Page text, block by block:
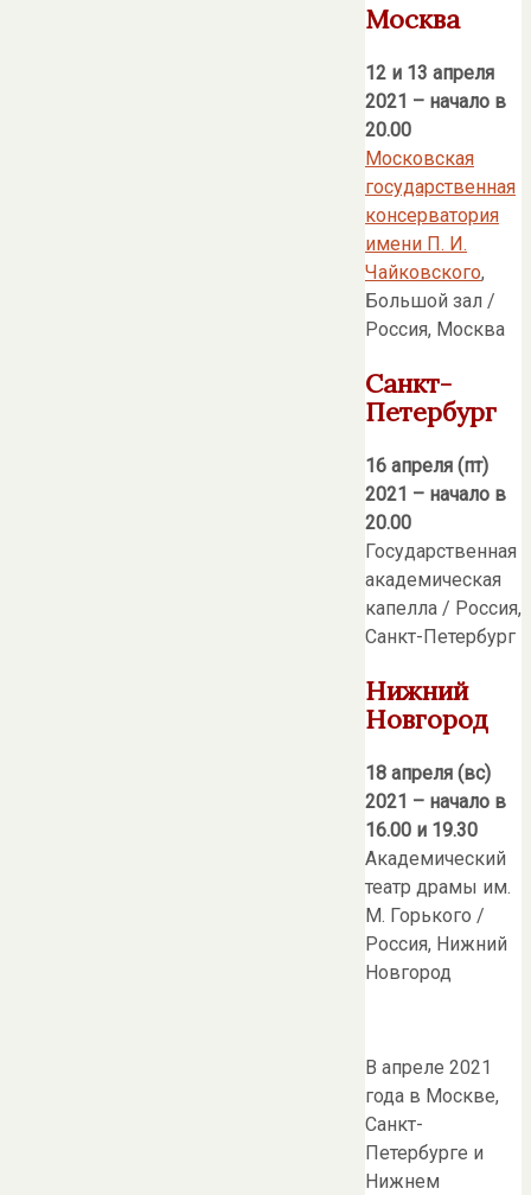
Москва
12 и 13 апреля
2021 – начало в
20.00
Московская
государственная
консерватория
имени П. И.
Чайковского,
Большой зал /
Россия, Москва
Санкт-
Петербург
16 апреля (пт)
2021 – начало в
20.00
Государственная
академическая
капелла / Россия,
Санкт-Петербург
Нижний
Новгород
18 апреля (вс)
2021 – начало в
16.00 и 19.30
Академический
театр драмы им.
М. Горького /
Россия, Нижний
Новгород
В апреле 2021
года в Москве,
Санкт-
Петербурге и
Нижнем